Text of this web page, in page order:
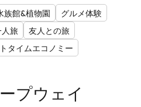
族館&植物園
グルメ体験
旅
友人との旅
タイムエコノミー
プウェイ